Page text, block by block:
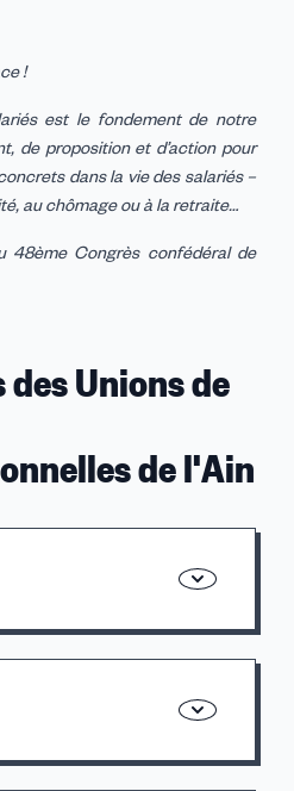
!
est le fondement de notre
de proposition et d’action pour
dans la vie des salariés –
au chômage ou à la retraite…
48ème Congrès confédéral de
Unions de
de l'Ain
Luc Lozat